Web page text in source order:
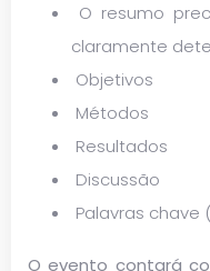
O resumo
claramente
Objetivos
Métodos
Resultados
Discussão
Palavras
O evento contará